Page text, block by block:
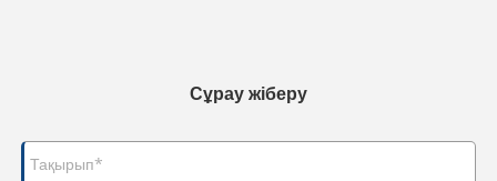
Сұрау жіберу